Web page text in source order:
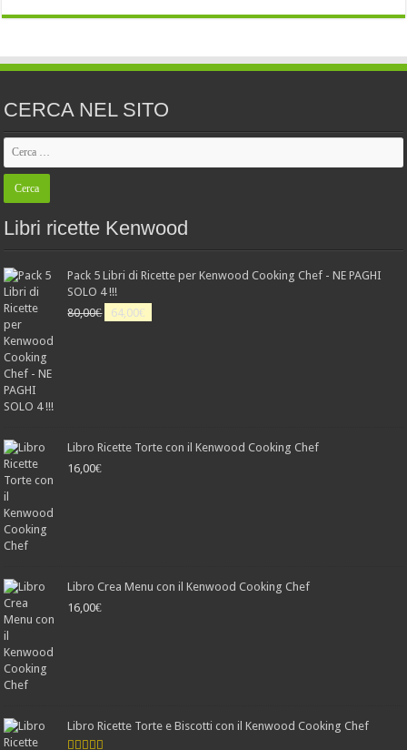
CERCA NEL SITO
Libri ricette Kenwood
Pack 5 Libri di Ricette per Kenwood Cooking Chef - NE PAGHI
SOLO 4 !!!
80,00€ 64,00€
Libro Ricette Torte con il Kenwood Cooking Chef
16,00€
Libro Crea Menu con il Kenwood Cooking Chef
16,00€
Libro Ricette Torte e Biscotti con il Kenwood Cooking Chef